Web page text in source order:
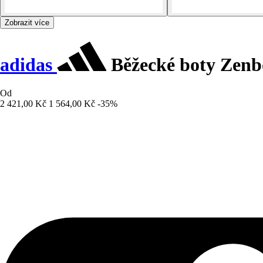
Zobrazit více
adidas Běžecké boty
Od
2 421,00 Kč 1 564,00 Kč -35%